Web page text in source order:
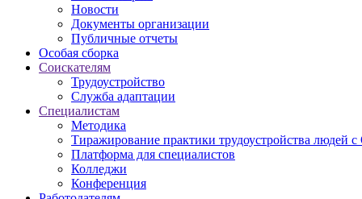
Новости
Документы организации
Публичные отчеты
Особая сборка
Соискателям
Трудоустройство
Служба адаптации
Специалистам
Методика
Тиражирование практики трудоустройства людей
Платформа для специалистов
Колледжи
Конференция